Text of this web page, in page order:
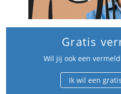
Gratis
Wil jij ook een
Ik wil een